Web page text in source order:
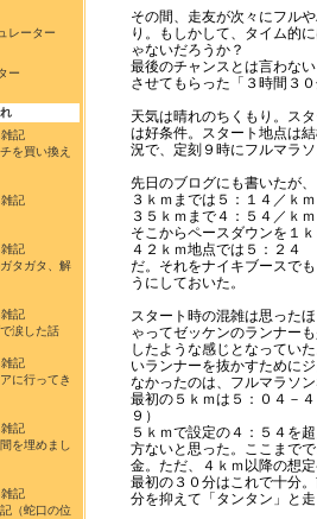
レーター
ー
記
を買い換え
記
記
タガタ、解
記
涙した話
記
に行ってき
記
を埋めまし
記
（蛇口の位
その間、走友が次々にフル
り。もしかして、タイム的
ゃないだろうか？
最後のチャンスとは言わな
させてもらった「３時間３０
天気は晴れのちくもり。ス
は好条件。スタート地点は
況で、定刻９時にフルマラソ
先日のブログにも書いたが
３ｋｍまでは５：１４／ｋｍ
３５ｋｍまで４：５４／ｋｍ
そこからペースダウンを１
４２ｋｍ地点では５：２４
だ。それをナイキブースで
うにしておいた。
スタート時の混雑は思った
ゃってゼッケンのランナー
したような感じとなってい
いランナーを抜かすために
なかったのは、フルマラソ
最初の５ｋｍは５：０４－
９）
５ｋｍで設定の４：５４を
方ないと思った。ここまで
金。ただ、４ｋｍ以降の想
最初の３０分はこれで十分
分を抑えて「タンタン」と走